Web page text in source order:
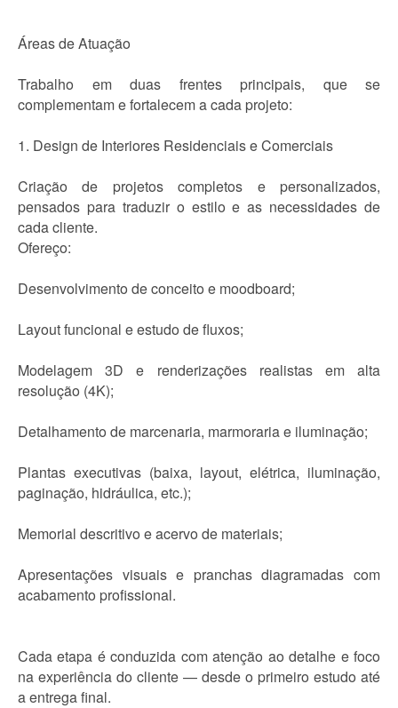
Áreas de Atuação
Trabalho em duas frentes principais, que se
complementam e fortalecem a cada projeto:
1. Design de Interiores Residenciais e Comerciais
Criação de projetos completos e personalizados,
pensados para traduzir o estilo e as necessidades de
cada cliente.
Ofereço:
Desenvolvimento de conceito e moodboard;
Layout funcional e estudo de fluxos;
Modelagem 3D e renderizações realistas em alta
resolução (4K);
Detalhamento de marcenaria, marmoraria e iluminação;
Plantas executivas (baixa, layout, elétrica, iluminação,
paginação, hidráulica, etc.);
Memorial descritivo e acervo de materiais;
Apresentações visuais e pranchas diagramadas com
acabamento profissional.
Cada etapa é conduzida com atenção ao detalhe e foco
na experiência do cliente — desde o primeiro estudo até
a entrega final.